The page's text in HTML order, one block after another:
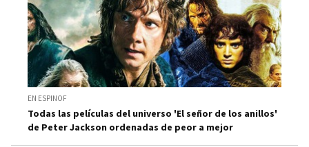
EN ESPINOF
Todas las películas del universo 'El señor de los anillos'
de Peter Jackson ordenadas de peor a mejor